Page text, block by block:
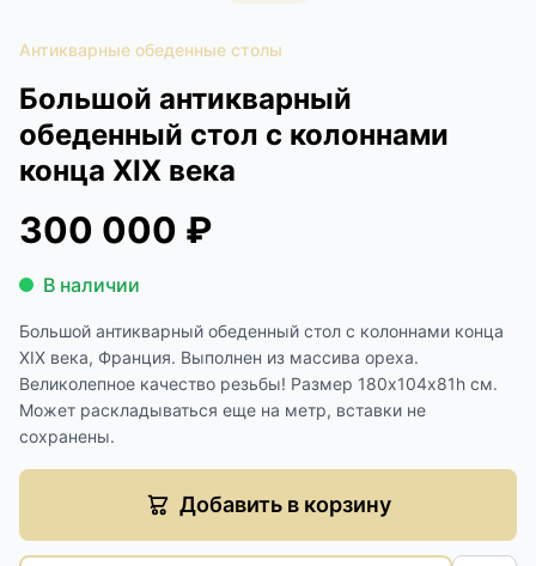
Антикварные обеденные столы
Большой антикварный
обеденный стол с колоннами
конца XIX века
300 000 ₽
В наличии
Большой антикварный обеденный стол с колоннами конца
XIX века, Франция. Выполнен из массива ореха.
Великолепное качество резьбы! Размер 180х104х81h см.
Может раскладываться еще на метр, вставки не
сохранены.
Добавить в корзину